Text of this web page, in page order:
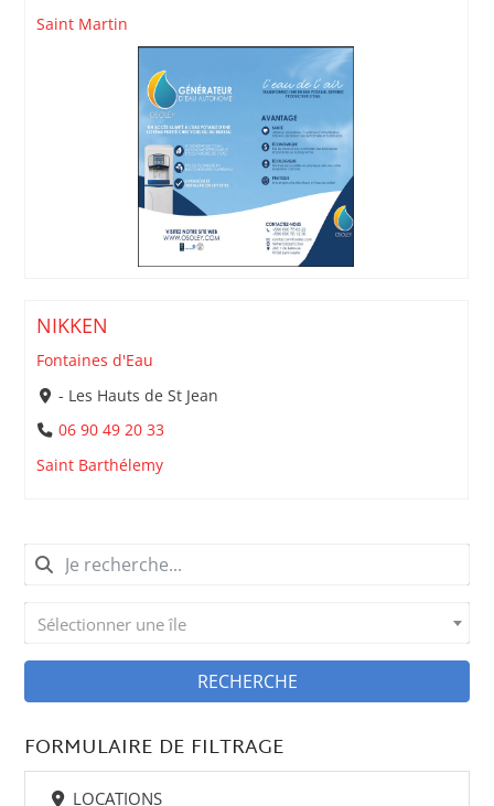
Saint Martin
NIKKEN
Fontaines d'Eau
- Les Hauts de St Jean
06 90 49 20 33
Saint Barthélemy
Sélectionner une île
RECHERCHE
FORMULAIRE DE FILTRAGE
LOCATIONS